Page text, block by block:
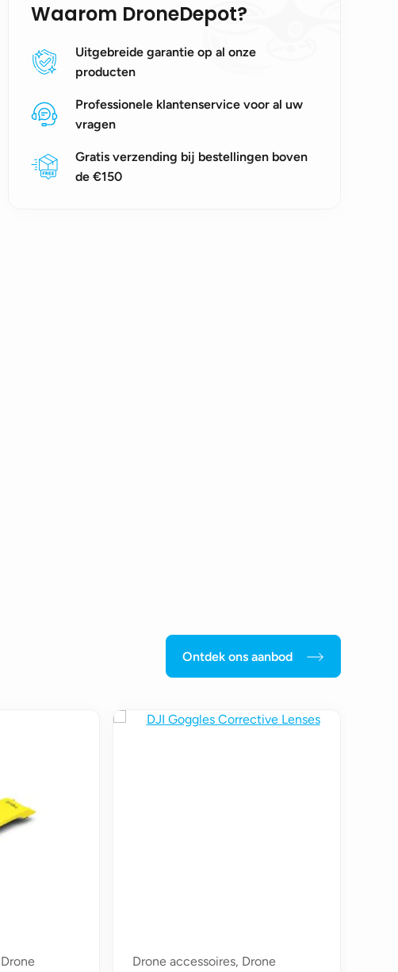
Waarom DroneDepot?
Uitgebreide garantie op al onze
producten
Professionele klantenservice voor al uw
vragen
Gratis verzending bij bestellingen boven
de €150
Ontdek ons aanbod
Drone accessoires, Drone